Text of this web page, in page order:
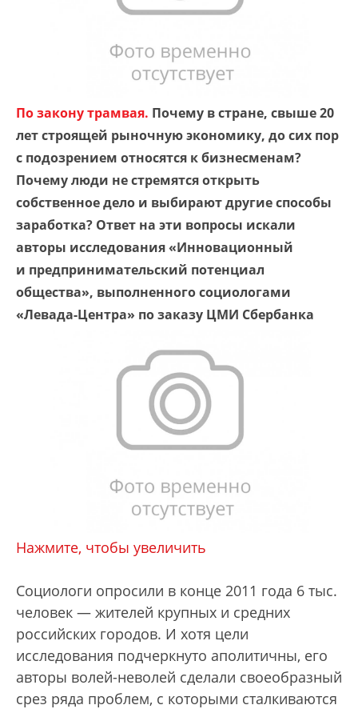
По закону трамвая. Почему в стране, свыше 20
лет строящей рыночную экономику, до сих пор
с подозрением относятся к бизнесменам?
Почему люди не стремятся открыть
собственное дело и выбирают другие способы
заработка? Ответ на эти вопросы искали
авторы исследования «Инновационный
и предпринимательский потенциал
общества», выполненного социологами
«Левада-Центра» по заказу ЦМИ Сбербанка
Нажмите, чтобы увеличить
Социологи опросили в конце 2011 года 6 тыс.
человек — жителей крупных и средних
российских городов. И хотя цели
исследования подчеркнуто аполитичны, его
авторы волей-неволей сделали своеобразный
срез ряда проблем, с которыми сталкиваются